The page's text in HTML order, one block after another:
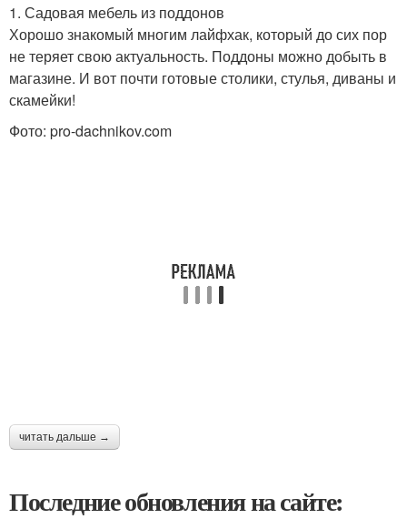
1. Садовая мебель из поддонов
Хорошо знакомый многим лайфхак, который до сих пор
не теряет свою актуальность. Поддоны можно добыть в
магазине. И вот почти готовые столики, стулья, диваны и
скамейки!
Фото: pro-dachnikov.com
читать дальше →
Последние обновления на сайте: